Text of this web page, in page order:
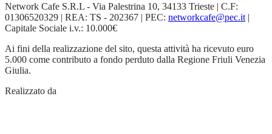
Network Cafe S.R.L - Via Palestrina 10, 34133 Trieste | C.F:
01306520329 | REA: TS - 202367 | PEC: networkcafe@pec.it |
Capitale Sociale i.v.: 10.000€
Ai fini della realizzazione del sito, questa attività ha ricevuto euro
5.000 come contributo a fondo perduto dalla Regione Friuli Venezia
Giulia.
Realizzato da